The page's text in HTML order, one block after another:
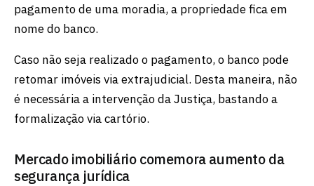
pagamento de uma moradia, a propriedade fica em
nome do banco.
Caso não seja realizado o pagamento, o banco pode
retomar imóveis via extrajudicial. Desta maneira, não
é necessária a intervenção da Justiça, bastando a
formalização via cartório.
Mercado imobiliário comemora aumento da
segurança jurídica